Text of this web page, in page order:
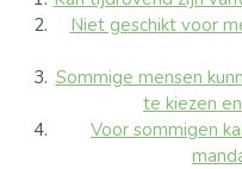
Niet geschikt voor
Sommige mensen
te kiezen
Voor sommigen